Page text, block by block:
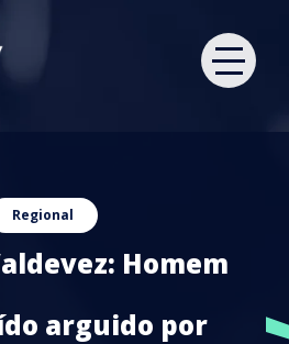
Regional
Homem
arguido por